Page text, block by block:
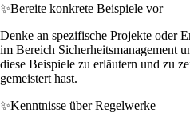
✨Bereite konkrete Beispiele vor
Denke an spezifische Projekte oder
im Bereich Sicherheitsmanagement
diese Beispiele zu erläutern und zu
gemeistert hast.
✨Kenntnisse über Regelwerke